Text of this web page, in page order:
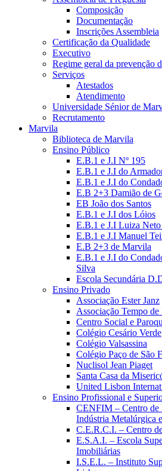
Composição
Documentação
Inscrições Assembleia
Certificação da Qualidade
Executivo
Regime geral da prevenção
Serviços
Atestados
Atendimento
Universidade Sénior de
Recrutamento
Marvila
Biblioteca de Marvila
Ensino Público
E.B.1 e J.I Nº 195
E.B.1 e J.I do
E.B.1 e J.I do
E.B 2+3 Damião de
EB João dos Santos
E.B.1 e J.I dos Lóios
E.B.1 e J.I Luiza Neto
E.B.1 e J.I Manuel
E.B 2+3 de Marvila
E.B.1 e J.I do
Silva
Escola Secundária
Ensino Privado
Associação Ester Janz
Associação Tempo
Centro Social e
Colégio Cesário Verde
Colégio Valsassina
Colégio Paço de São
Nuclisol Jean Piaget
Santa Casa da
United Lisbon
Ensino Profissional e
CENFIM – Centro de
Indústria Metalúrgica
C.E.R.C.I. – Centro
E.S.A.I. – Escola
Imobiliárias
I.S.E.L. – Instituto